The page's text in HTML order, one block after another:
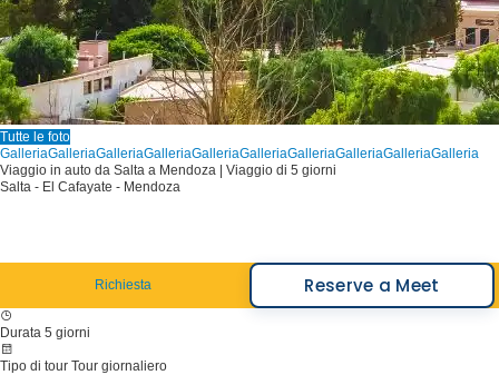
Tutte le foto
GalleriaGalleriaGalleriaGalleriaGalleriaGalleriaGalleriaGalleriaGalleriaGalleria
Viaggio in auto da Salta a Mendoza | Viaggio di 5 giorni
Salta - El Cafayate - Mendoza
Richiesta Reserve a Meet
Durata 5 giorni
Tipo di tour Tour giornaliero